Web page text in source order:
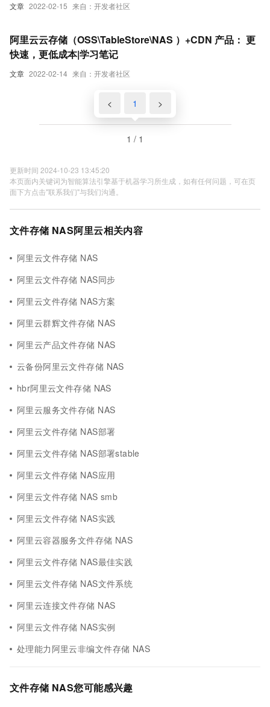
文章 2022-02-15 来自：开发者社区
文章 2022-02-14 来自：开发者社区
阿里云云存储（OSS\TableStore\NAS ）+CDN 产品： 更
快速，更低成本|学习笔记
< 1 >
1 / 1
更新时间 2024-10-23 13:45:20
本页面内关键词为智能算法引擎基于机器学习所生成，如有任何问题，可在页
面下方点击"联系我们"与我们沟通。
文件存储 NAS阿里云相关内容
阿里云文件存储 NAS
阿里云文件存储 NAS同步
阿里云文件存储 NAS方案
阿里云群辉文件存储 NAS
阿里云产品文件存储 NAS
云备份阿里云文件存储 NAS
hbr阿里云文件存储 NAS
阿里云服务文件存储 NAS
阿里云文件存储 NAS部署
阿里云文件存储 NAS部署stable
阿里云文件存储 NAS应用
阿里云文件存储 NAS smb
阿里云文件存储 NAS实践
阿里云容器服务文件存储 NAS
阿里云文件存储 NAS最佳实践
阿里云文件存储 NAS文件系统
阿里云连接文件存储 NAS
阿里云文件存储 NAS实例
处理能力阿里云非编文件存储 NAS
文件存储 NAS您可能感兴趣